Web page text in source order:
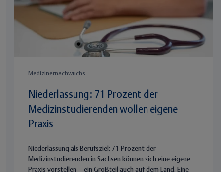
Medizinernachwuchs
Niederlassung: 71 Prozent der
Medizinstudierenden wollen eigene
Praxis
Niederlassung als Berufsziel: 71 Prozent der
Medizinstudierenden in Sachsen können sich eine eigene
Praxis vorstellen – ein Großteil auch auf dem Land. Eine